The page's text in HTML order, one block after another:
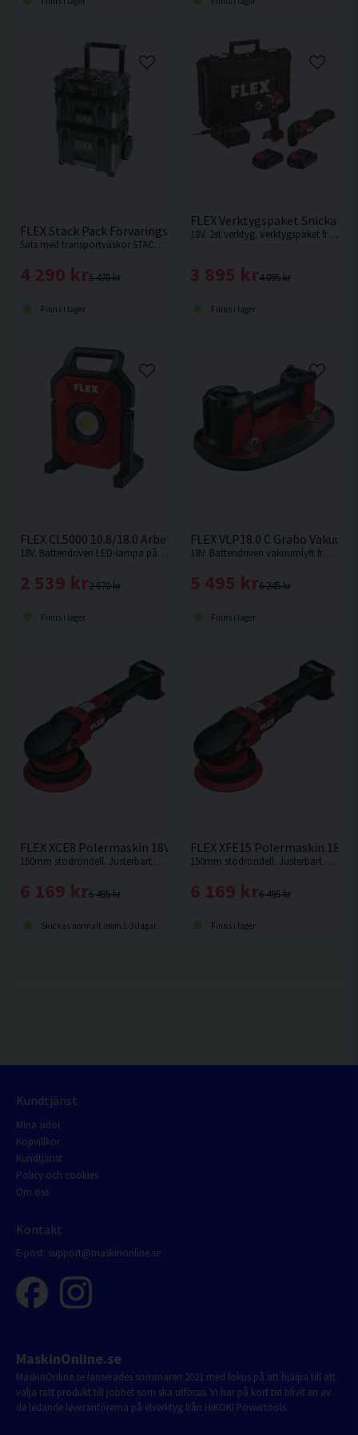
FLEX Stack Pack Förvaringsvagn 3-delar
Sats med transportväskor STACK PACK som är IP65-klassad från FLEX med 3 delar.
5 470 kr
4 290 kr
Finns i lager
FLEX Verktygspaket Snickare
18V. 2st verktyg. Verktygspaket från FLEX med Skruvdragare och ett Multiverktyg
4 095 kr
3 895 kr
Finns i lager
FLEX CL5000 10.8/18.0 Arbetslampa 18V
18V. Batteridriven LED-lampa på 5000 lumen från FLEX.
2 670 kr
2 539 kr
Finns i lager
FLEX VLP18.0 C Grabo
18V. Batteridriven vakuumlyft från FLEX med en hållkraft på upp till 130 kg för enklare hantering av material och föremål
6 245 kr
5 495 kr
Finns i lager
FLEX XCE8 Polermaskin 18V
150mm stödrondell. Justerbart varvtal mellan 2700-8700. Oscillerande med styrt rörelsemönster. 8mm orbit.
6 495 kr
6 169 kr
Skickas normalt inom 1-3 dagar
FLEX XFE15 Polermaskin 18V
150mm stödrondell. Justerbart varvtal mellan 2700-8700. Oscillerande med frirotering. 15mm orbit.
6 495 kr
6 169 kr
Finns i lager
Kundtjänst
Mina sidor
Köpvillkor
Kundtjänst
Policy och cookies
Om oss
Kontakt
E-post: support@maskinonline.se
MaskinOnline.se
MaskinOnline.se lanserades sommaren 2021 med fokus på att hjälpa till att
välja rätt produkt till jobbet som ska utföras. Vi har på kort tid blivit en av
de ledande leverantörerna på elverktyg från HiKOKI Powertools.